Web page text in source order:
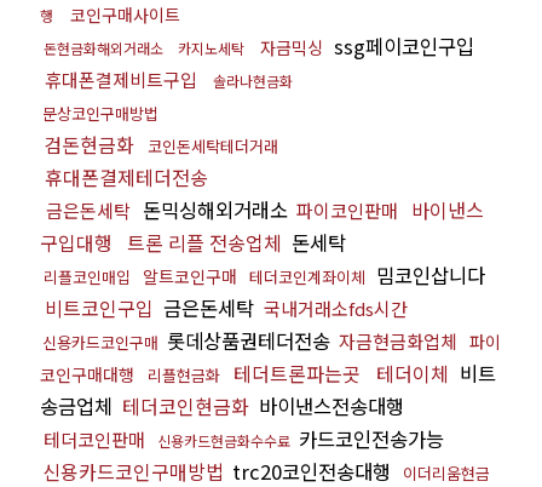
행
코인구매사이트
돈현금화해외거래소 카지노세탁 자금믹싱 ssg페이코인구입
휴대폰결제비트구입 솔라나현금화
문상코인구매방법
검돈현금화 코인돈세탁테더거래
휴대폰결제테더전송
금은돈세탁 돈믹싱해외거래소 파이코인판매
바이낸스
구입대행 트론 리플 전송업체 돈세탁
리플코인매입 알트코인구매 테더코인계좌이체 밈코인삽니다
비트코인구입 금은돈세탁 국내거래소fds시간
신용카드코인구매 롯데상품권테더전송 자금현금화업체 파이
코인구매대행
리플현금화 테더트론파는곳 테더이체 비트
송금업체 테더코인현금화 바이낸스전송대행
테더코인판매 신용카드현금화수수료 카드코인전송가능
신용카드코인구매방법 trc20코인전송대행
이더리움현금